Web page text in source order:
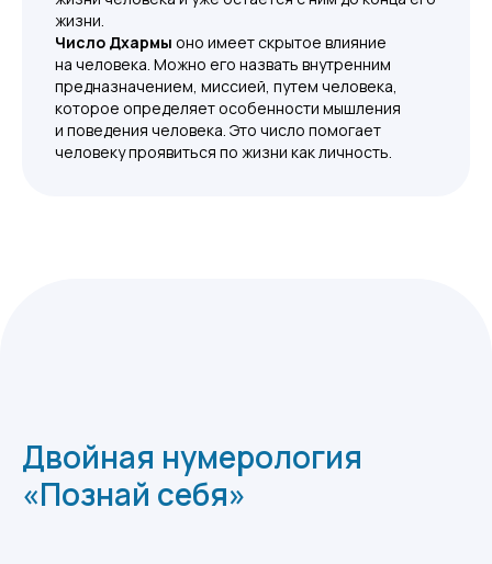
жизни.
Число Дхармы оно имеет скрытое влияние
на человека. Можно его назвать внутренним
предназначением, миссией, путем человека,
которое определяет особенности мышления
и поведения человека. Это число помогает
человеку проявиться по жизни как личность.
Двойная нумерология
«Познай себя»